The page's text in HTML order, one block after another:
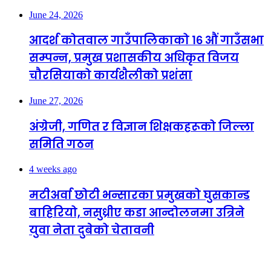
June 24, 2026
आदर्श कोतवाल गाउँपालिकाको १६ औं गाउँसभा
सम्पन्न, प्रमुख प्रशासकीय अधिकृत विजय
चौरसियाको कार्यशैलीको प्रशंसा
June 27, 2026
अंग्रेजी, गणित र विज्ञान शिक्षकहरूको जिल्ला
समिति गठन
4 weeks ago
मटीअर्वा छोटी भन्सारका प्रमुखको घुसकान्ड
बाहिरियो, नसुध्रीए कडा आन्दोलनमा उत्रिने
युवा नेता दुबेको चेतावनी